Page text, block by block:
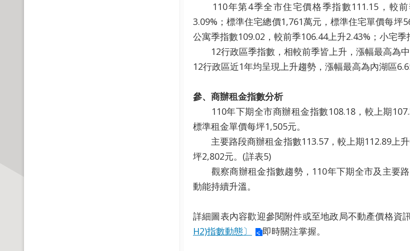
110年第4季全市住宅價格季指數111.15，較前
3.09%；標準住宅總價1,761萬元，標準住宅單價每坪
公寓季指數109.02，較前季106.44上升2.43%；小宅季
12行政區季指數，相較前季皆上升，漲幅最高為中
12行政區近1年均呈現上升趨勢，漲幅最高為內湖區
參、 商辦租金指數分析
110年下期全市商辦租金指數108.18，較上期
標準租金單價每坪1,505元。
主要路段商辦租金指數113.57，較上期112.89上升
坪2,802元。(詳表5)
觀察商辦租金指數趨勢，110年下期全市及主要
動能持續升溫。
詳細圖表內容歡迎參閱附件或至地政局不動產價格資
H2)指數動態〕
即時關注掌握。